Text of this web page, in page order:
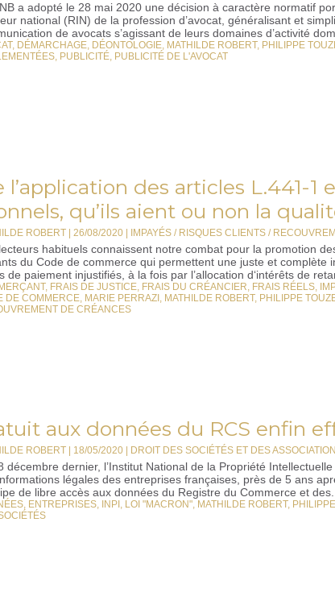
a adopté le 28 mai 2020 une décision à caractère normatif
national (RIN) de la profession d’avocat, généralisant et
de avocats s’agissant de leurs domaines d’activité
, DÉMARCHAGE, DÉONTOLOGIE, MATHILDE ROBERT, PHILIPPE
, PUBLICITÉ, PUBLICITÉ DE L'AVOCAT
des articles L.441-1
qu’ils aient ou non la
ROBERT | 26/08/2020 IMPAYÉS / RISQUES CLIENTS /
habituels connaissent notre combat pour la promotion
du Code de commerce qui permettent une juste et complète
de paiement injustifiés, à la fois par l’allocation d‘intérêts de
, FRAIS DE JUSTICE, FRAIS DU CRÉANCIER, FRAIS RÉELS,
DE COMMERCE, MARIE PERRAZI , MATHILDE ROBERT, PHILIPPE
DE CRÉANCES
aux données du RCS enfin
ROBERT | 18/05/2020 DROIT DES SOCIÉTÉS ET DES
décembre dernier, l’Institut National de la Propriété
légales des entreprises françaises, près de 5 ans
de libre accès aux données du Registre du Commerce et des...
, ENTREPRISES, INPI , LOI "MACRON", MATHILDE ROBERT,